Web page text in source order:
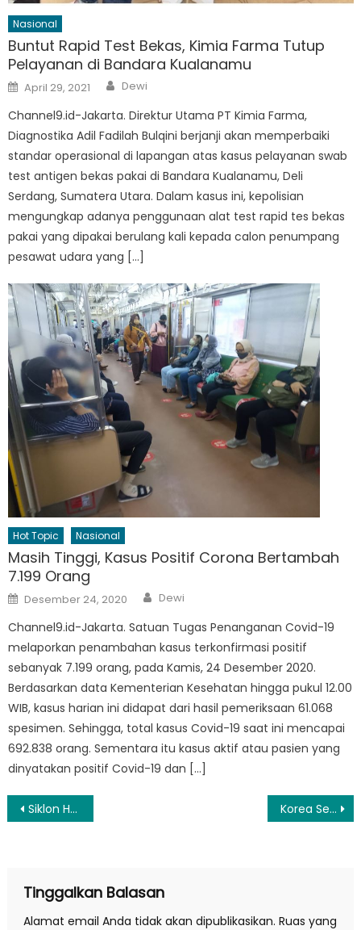
Nasional
Buntut Rapid Test Bekas, Kimia Farma Tutup
Pelayanan di Bandara Kualanamu
Posted
on
April 29, 2021 Author
Dewi
Channel9.id-Jakarta. Direktur Utama PT Kimia Farma,
Diagnostika Adil Fadilah Bulqini berjanji akan memperbaiki
standar operasional di lapangan atas kasus pelayanan swab
test antigen bekas pakai di Bandara Kualanamu, Deli
Serdang, Sumatera Utara. Dalam kasus ini, kepolisian
mengungkap adanya penggunaan alat test rapid tes bekas
pakai yang dipakai berulang kali kepada calon penumpang
pesawat udara yang […]
Hot Topic Nasional
Masih Tinggi, Kasus Positif Corona Bertambah
7.199 Orang
Posted
on
Desember 24, 2020 Author
Dewi
Channel9.id-Jakarta. Satuan Tugas Penanganan Covid-19
melaporkan penambahan kasus terkonfirmasi positif
sebanyak 7.199 orang, pada Kamis, 24 Desember 2020.
Berdasarkan data Kementerian Kesehatan hingga pukul 12.00
WIB, kasus harian ini didapat dari hasil pemeriksaan 61.068
spesimen. Sehingga, total kasus Covid-19 saat ini mencapai
692.838 orang. Sementara itu kasus aktif atau pasien yang
dinyatakan positif Covid-19 dan […]
Navigasi
Siklon Herman Bergerak Jauhi Indonesia, Berikut Daftar Daerah Terdampak Korea Selatan Rilis Laporan Kekejaman Korut
Tinggalkan Balasan
Alamat email Anda tidak akan dipublikasikan. Ruas yang